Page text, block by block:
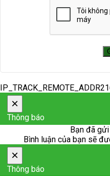
×
Thông báo
Bạn đã
Bình luận của bạn sẽ
×
Thông báo